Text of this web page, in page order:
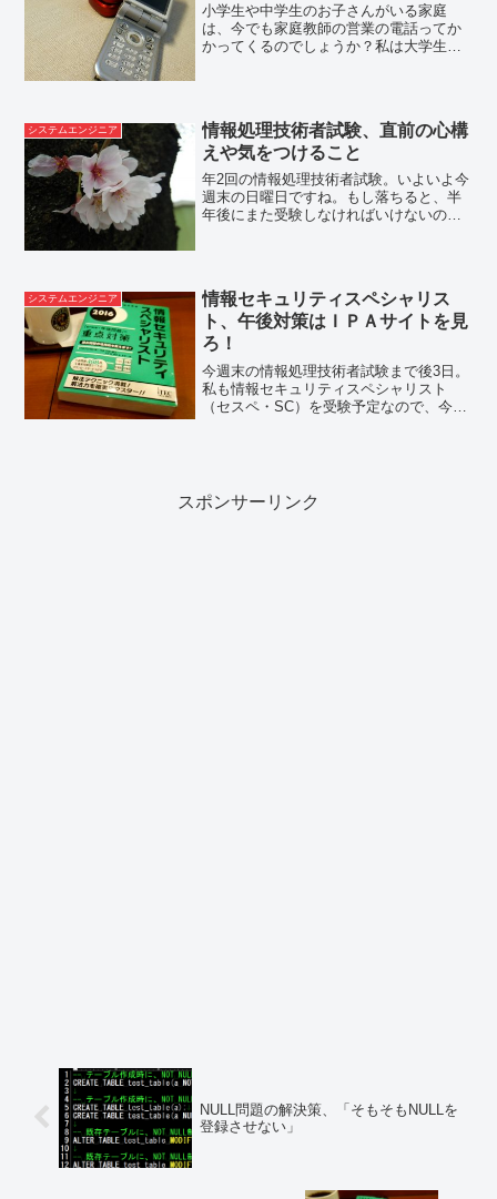
小学生や中学生のお子さんがいる家庭
は、今でも家庭教師の営業の電話ってか
かってくるのでしょうか？私は大学生時
システムエンジニア
情報処理技術者試験、直前の心構
えや気をつけること
年2回の情報処理技術者試験。いよいよ今
週末の日曜日ですね。もし落ちると、半
年後にまた受験しなければいけないの
ないので、より一層そう...
システムエンジニア
情報セキュリティスペシャリス
ト、午後対策はＩＰＡサイトを見
ろ！
今週末の情報処理技術者試験まで後3日。
私も情報セキュリティスペシャリスト
（セスペ・SC）を受験予定なので、今週
スポンサーリンク
NULL問題の解決策、「そもそもNULLを
登録させない」